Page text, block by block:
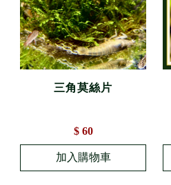
三角莫絲片
$ 60